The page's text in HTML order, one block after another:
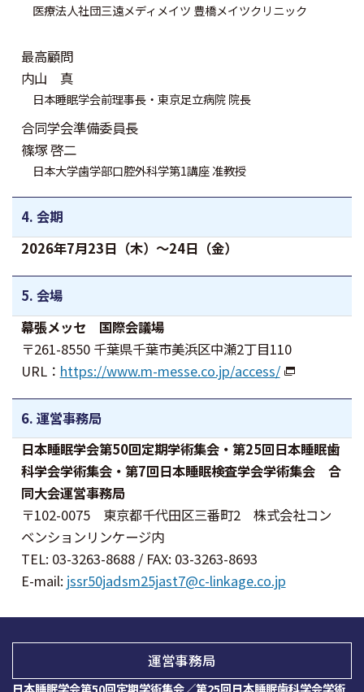
医療法人社団三遠メディメイツ 豊橋メイツクリニック
最高顧問
内山 真
日本睡眠学会前理事長・東京足立病院 院長
合同学会準備委員長
篠塚 啓二
日本大学歯学部口腔外科学第1講座 准教授
4. 会期
2026年7月23日（木）～24日（金）
5. 会場
幕張メッセ 国際会議場
〒261-8550 千葉県千葉市美浜区中瀬2丁目110
URL： https://www.m-messe.co.jp/access/
6. 運営事務局
日本睡眠学会第50回定期学術集会・第25回日本睡眠歯
科学会学術集会・第7回日本睡眠検査学会学術集会 合
同大会運営事務局
〒102-0075 東京都千代田区三番町2 株式会社コン
ベンションリンケージ内
TEL: 03-3263-8688 / FAX: 03-3263-8693
E-mail: jssr50jadsm25jast7@c-linkage.co.jp
運営事務局
日本睡眠学会第50回定期学術集会／第25回日本睡眠歯科学会学術